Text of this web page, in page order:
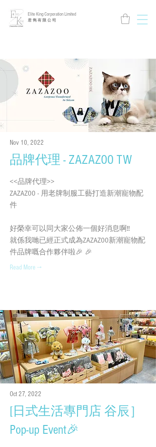
Elite King Corporation Limited
​君 雋 有 限 公 司
Nov 10, 2022
品牌代理 - ZAZAZOO TW
<<品牌代理>>
ZAZAZOO - 用老牌制服工藝打造新潮寵物配
件
好榮幸可以同大家公佈一個好消息啊‼️
就係我哋已經正式成為ZAZAZOO新潮寵物配
件品牌嘅合作夥伴啦🎉 🎉
Read More →
Oct 27, 2022
[日式生活專門店 谷辰］
Pop-up Event🎉